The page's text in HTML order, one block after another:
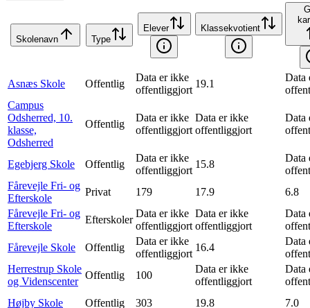
Skolenavn Type
Elever Klassekvotient
Asnæs Skole Offentlig
Data er ikke
offentliggjort
19.1
Data
Campus
Odsherred, 10.
klasse,
Odsherred
Offentlig
Data er ikke
offentliggjort
Data er ikke
offentliggjort
Data
Egebjerg Skole Offentlig
Data er ikke
offentliggjort
15.8
Data
Fårevejle Fri- og
Efterskole
Privat 179 17.9
6.8
Fårevejle Fri- og
Efterskole
Efterskoler
Data er ikke
offentliggjort
Data er ikke
offentliggjort
Data
Fårevejle Skole
Offentlig
Data er ikke
offentliggjort
16.4
Data
Herrestrup Skole
og Videnscenter
Offentlig 100
Data er ikke
offentliggjort
Data
Højby Skole
Offentlig 303 19.8 7.0